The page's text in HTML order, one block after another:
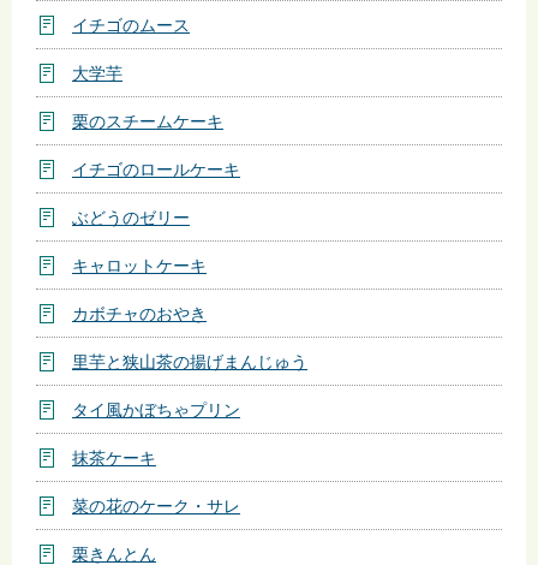
イチゴのムース
大学芋
栗のスチームケーキ
イチゴのロールケーキ
ぶどうのゼリー
キャロットケーキ
カボチャのおやき
里芋と狭山茶の揚げまんじゅう
タイ風かぼちゃプリン
抹茶ケーキ
菜の花のケーク・サレ
栗きんとん